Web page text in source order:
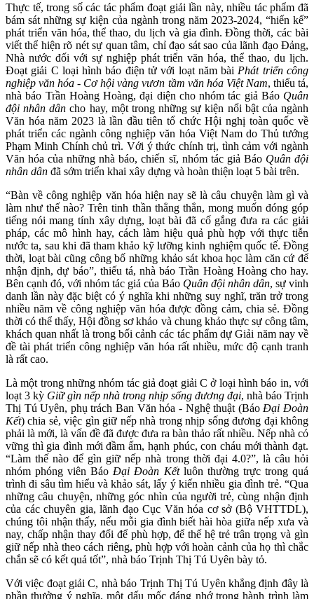
Thực tế, trong số các tác phẩm đoạt giải lần này, nhiều tác phẩm đã
bám sát những sự kiện của ngành trong năm 2023-2024, “hiến kế”
phát triển văn hóa, thể thao, du lịch và gia đình. Đồng thời, các bài
viết thể hiện rõ nét sự quan tâm, chỉ đạo sát sao của lãnh đạo Đảng,
Nhà nước đối với sự nghiệp phát triển văn hóa, thể thao, du lịch.
Đoạt giải C loại hình báo điện tử với loạt năm bài Phát triển công
nghiệp văn hóa - Cơ hội vàng vươn tầm văn hóa Việt Nam, thiếu tá,
nhà báo Trần Hoàng Hoàng, đại diện cho nhóm tác giả Báo Quân
đội nhân dâncho hay, một trong những sự kiện nổi bật của ngành
Văn hóa năm 2023 là lần đầu tiên tổ chức Hội nghị toàn quốc về
phát triển các ngành công nghiệp văn hóa Việt Nam do Thủ tướng
Phạm Minh Chính chủ trì. Với ý thức chính trị, tình cảm với ngành
Văn hóa của những nhà báo, chiến sĩ, nhóm tác giả Báo Quân đội
nhân dân đã sớm triển khai xây dựng và hoàn thiện loạt 5 bài trên.
“Bàn về công nghiệp văn hóa hiện nay sẽ là câu chuyện làm gì và
làm như thế nào? Trên tinh thần thẳng thắn, mong muốn đóng góp
tiếng nói mang tính xây dựng, loạt bài đã cố gắng đưa ra các giải
pháp, các mô hình hay, cách làm hiệu quả phù hợp với thực tiễn
nước ta, sau khi đã tham khảo kỹ lưỡng kinh nghiệm quốc tế. Đồng
thời, loạt bài cũng công bố những khảo sát khoa học làm căn cứ để
nhận định, dự báo”, thiếu tá, nhà báo Trần Hoàng Hoàng cho hay.
Bên cạnh đó, với nhóm tác giả của Báo Quân đội nhân dân, sự vinh
danh lần này đặc biệt có ý nghĩa khi những suy nghĩ, trăn trở trong
nhiều năm về công nghiệp văn hóa được đồng cảm, chia sẻ. Đồng
thời có thể thấy, Hội đồng sơ khảo và chung khảo thực sự công tâm,
khách quan nhất là trong bối cảnh các tác phẩm dự Giải năm nay về
đề tài phát triển công nghiệp văn hóa rất nhiều, mức độ cạnh tranh
là rất cao.
Là một trong những nhóm tác giả đoạt giải C ở loại hình báo in, với
loạt 3 kỳ Giữ gìn nếp nhà trong nhịp sống đương đại, nhà báo Trịnh
Thị Tú Uyên, phụ trách Ban Văn hóa - Nghệ thuật (BáoĐại Đoàn
Kết) chia sẻ, việc gìn giữ nếp nhà trong nhịp sống đương đại không
phải là mới, là vấn đề đã được đưa ra bàn thảo rất nhiều. Nếp nhà có
vững thì gia đình mới đầm ấm, hạnh phúc, con cháu mới thành đạt.
“Làm thế nào để gìn giữ nếp nhà trong thời đại 4.0?”, là câu hỏi
nhóm phóng viên BáoĐại Đoàn Kết luôn thường trực trong quá
trình đi sâu tìm hiểu và khảo sát, lấy ý kiến nhiều gia đình trẻ. “Qua
những câu chuyện, những góc nhìn của người trẻ, cùng nhận định
của các chuyên gia, lãnh đạo Cục Văn hóa cơ sở (Bộ VHTTDL),
chúng tôi nhận thấy, nếu mỗi gia đình biết hài hòa giữa nếp xưa và
nay, chấp nhận thay đổi để phù hợp, để thế hệ trẻ trân trọng và gìn
giữ nếp nhà theo cách riêng, phù hợp với hoàn cảnh của họ thì chắc
chắn sẽ có kết quả tốt”, nhà báo Trịnh Thị Tú Uyên bày tỏ.
Với việc đoạt giải C, nhà báo Trịnh Thị Tú Uyên khẳng định đây là
phần thưởng ý nghĩa, một dấu mốc đáng nhớ trong hành trình làm